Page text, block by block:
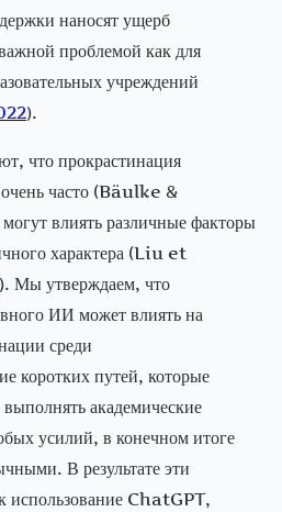
наносят ущерб
проблемой как для
учреждений
).
что прокрастинация
очень часто (Bäulke &
влиять различные факторы
характера (Liu et
). Мы утверждаем, что
ИИ может влиять на
среди
коротких путей, которые
академические
усилий, в конечном итоге
В результате эти
использование ChatGPT,